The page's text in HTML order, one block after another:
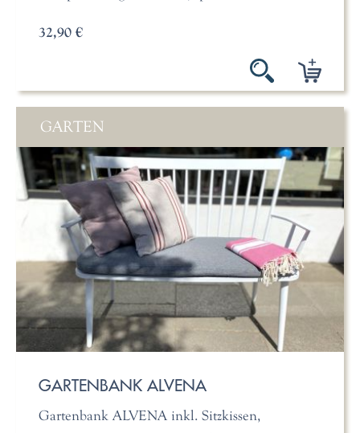
32,90 €
GARTEN
GARTENBANK ALVENA
Gartenbank ALVENA inkl. Sitzkissen,